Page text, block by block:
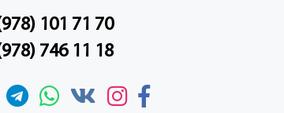
101 71 70
746 11 18